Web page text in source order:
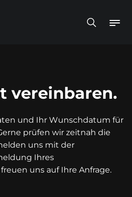
vereinbaren.
und Ihr Wunschdatum für
prüfen wir zeitnah die
uns mit der
Ihres
uns auf Ihre Anfrage.